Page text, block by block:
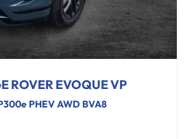
ROVER EVOQUE VP
PHEV AWD BVA8